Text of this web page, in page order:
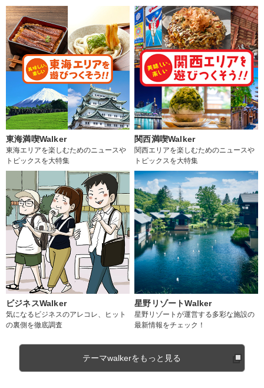
東海満喫Walker
東海エリアを楽しむためのニュースや
トピックスを大特集
関西満喫Walker
関西エリアを楽しむためのニュースや
トピックスを大特集
ビジネスWalker
気になるビジネスのアレコレ、ヒット
の裏側を徹底調査
星野リゾートWalker
星野リゾートが運営する多彩な施設の
最新情報をチェック！
テーマwalkerをもっと見る